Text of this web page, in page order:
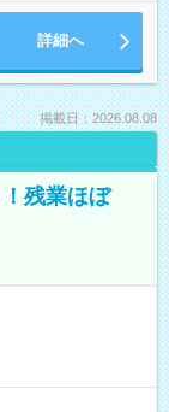
詳細へ
掲載日：2026.08.08
残業ほぼ